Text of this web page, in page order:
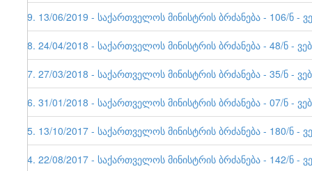
39. 13/06/2019 - საქართველოს მინისტრის ბრძანება - 106/ნ -
38. 24/04/2018 - საქართველოს მინისტრის ბრძანება - 48/ნ -
37. 27/03/2018 - საქართველოს მინისტრის ბრძანება - 35/ნ -
36. 31/01/2018 - საქართველოს მინისტრის ბრძანება - 07/ნ -
35. 13/10/2017 - საქართველოს მინისტრის ბრძანება - 180/ნ -
34. 22/08/2017 - საქართველოს მინისტრის ბრძანება - 142/ნ -